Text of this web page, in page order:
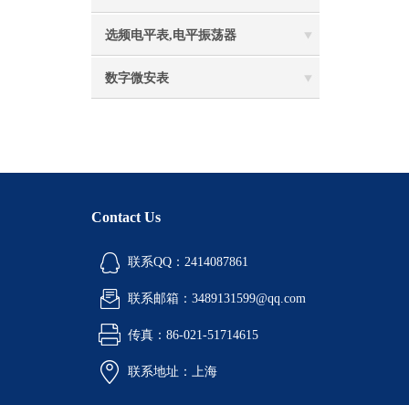
选频电平表,电平振荡器
数字微安表
Contact Us
联系QQ：2414087861
联系邮箱：3489131599@qq.com
传真：86-021-51714615
联系地址：上海